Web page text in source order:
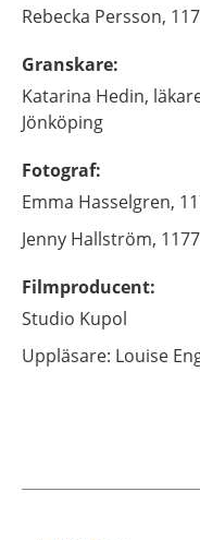
Rebecka Persson,
Granskare:
Katarina Hedin,
Jönköping
Fotograf:
Emma Hasselgren,
Jenny Hallström,
Filmproducent:
Studio Kupol
Uppläsare: Louise